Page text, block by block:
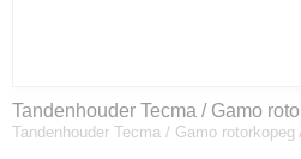
Tandenhouder Tecma / Gamo
Tandenhouder Tecma / Gamo